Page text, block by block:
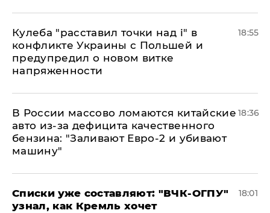
Кулеба "расставил точки над і" в
конфликте Украины с Польшей и
предупредил о новом витке
напряженности
18:55
В России массово ломаются китайские
авто из-за дефицита качественного
бензина: "Заливают Евро-2 и убивают
машину"
18:36
Списки уже составляют: "ВЧК-ОГПУ"
узнал, как Кремль хочет
18:01